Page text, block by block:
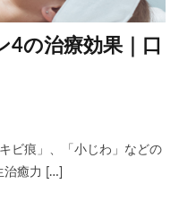
4の治療効果｜口
ビ痕」、「小じわ」などの
治癒力 […]